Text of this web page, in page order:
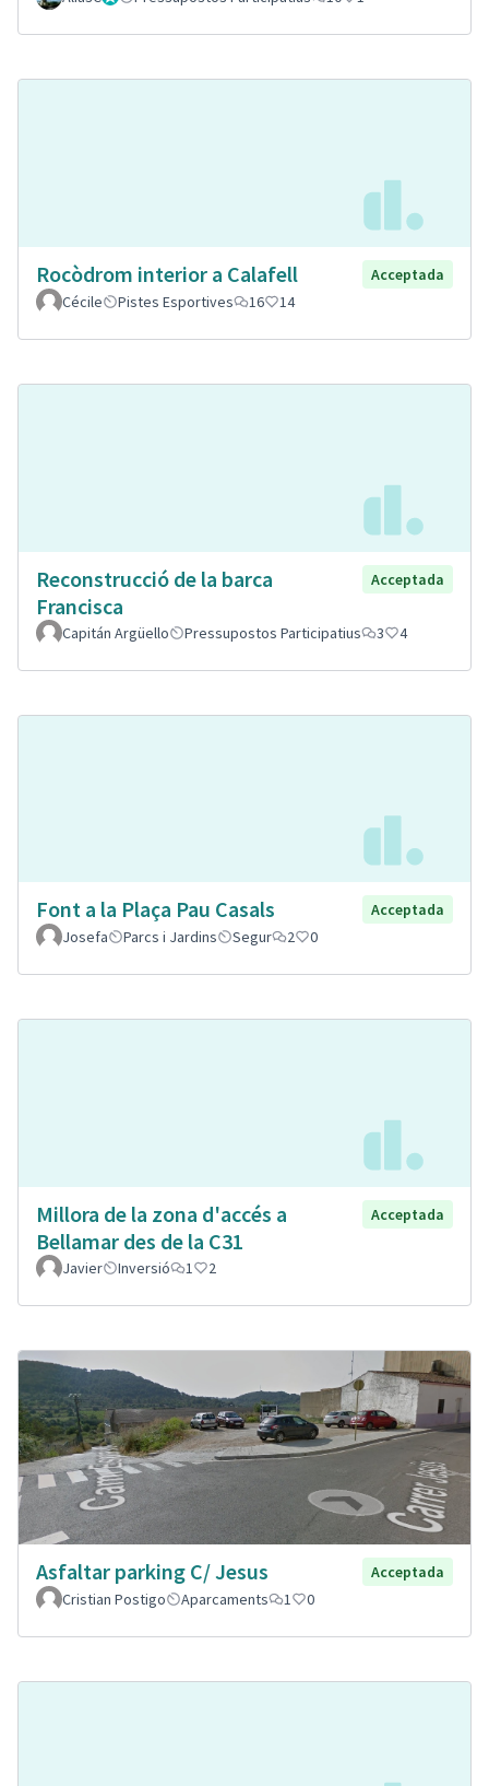
Rocòdrom interior a Calafell
Acceptada
Cécile
Pistes Esportives 16 14
Reconstrucció de la barca
Francisca
Acceptada
Capitán Argüello Pressupostos Participatius 3 4
Font a la Plaça Pau Casals
Acceptada
Josefa
Parcs i Jardins Segur 2 0
Millora de la zona d'accés a
Bellamar des de la C31
Acceptada
Javier Inversió 1 2
Asfaltar parking C/ Jesus
Acceptada
Cristian Postigo
Aparcaments 1 0